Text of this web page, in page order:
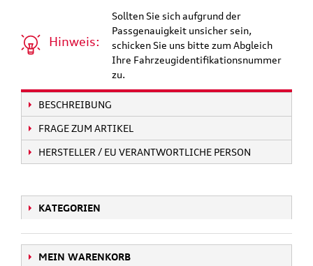
Hinweis:
Sollten Sie sich aufgrund der
Passgenauigkeit unsicher sein,
schicken Sie uns bitte zum Abgleich
Ihre Fahrzeugidentifikationsnummer
zu.
BESCHREIBUNG
FRAGE ZUM ARTIKEL
HERSTELLER / EU VERANTWORTLICHE PERSON
KATEGORIEN
MEIN WARENKORB